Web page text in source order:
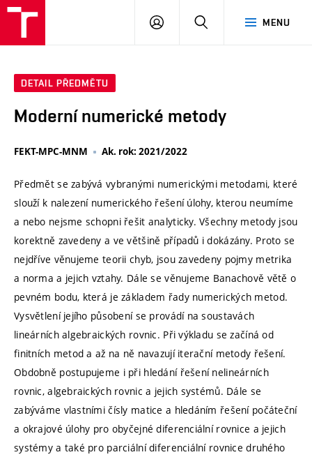
MENU
PŘIHLÁSIT
DETAIL PŘEDMĚTU
Moderní numerické metody
FEKT-MPC-MNM Ak. rok: 2021/2022
Předmět se zabývá vybranými numerickými metodami, které
slouží k nalezení numerického řešení úlohy, kterou neumíme
a nebo nejsme schopni řešit analyticky. Všechny metody jsou
korektně zavedeny a ve většině případů i dokázány. Proto se
nejdříve věnujeme teorii chyb, jsou zavedeny pojmy metrika
a norma a jejich vztahy. Dále se věnujeme Banachově větě o
pevném bodu, která je základem řady numerických metod.
Vysvětlení jejího působení se provádí na soustavách
lineárních algebraických rovnic. Při výkladu se začíná od
finitních metod a až na ně navazují iterační metody řešení.
Obdobně postupujeme i při hledání řešení nelineárních
rovnic, algebraických rovnic a jejich systémů. Dále se
zabýváme vlastními čísly matice a hledáním řešení počáteční
a okrajové úlohy pro obyčejné diferenciální rovnice a jejich
systémy a také pro parciální diferenciální rovnice druhého